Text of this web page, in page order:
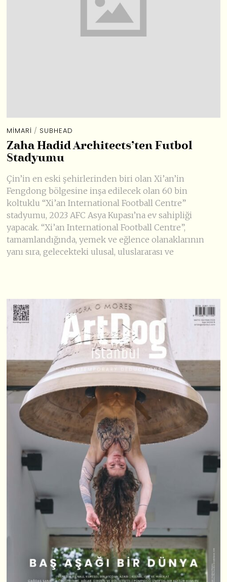
MIMARI / SUBHEAD
Zaha Hadid Architects’ten Futbol
Stadyumu
Çin’in en eski şehirlerinden biri olan Xi’an’in
Fengdong bölgesine inşa edilecek olan 60 bin
koltuklu “Xi’an International Football Centre”
stadyumu, 2023 AFC Asya Kupası’na ev sahipliği
yapacak. “Xi’an International Football Centre”,
tamamlandığında, yemek ve eğlence olanaklarının
yanı sıra, gelecekteki ulusal, uluslararası ve